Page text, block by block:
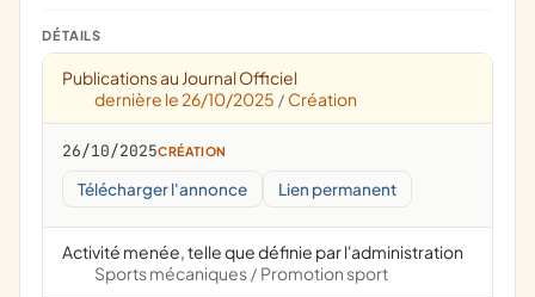
DÉTAILS
Publications au Journal Officiel
dernière le 26/10/2025 / Création
26/10/2025CRÉATION
Télécharger l'annonce Lien permanent
Activité menée, telle que définie par l'administration
Sports mécaniques / Promotion sport